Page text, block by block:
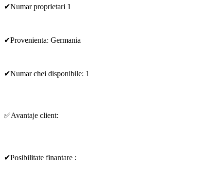
✔Numar proprietari 1
✔Provenienta: Germania
✔Numar chei disponibile: 1
✅Avantaje client:
✔Posibilitate finantare :